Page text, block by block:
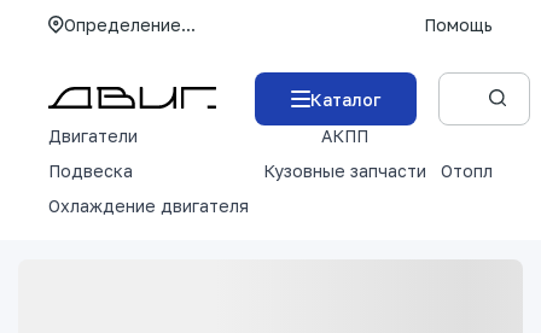
Определение... Помощь
Каталог
Двигатели
АКПП
Подвеска
Кузовные запчасти
Отопление
Охлаждение двигателя